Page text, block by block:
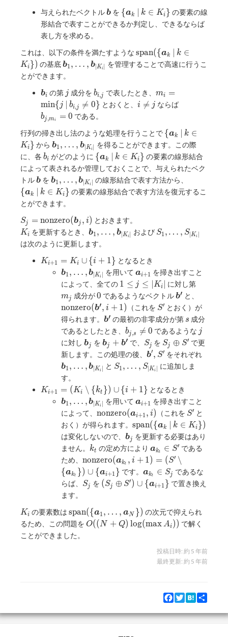
\bm{a}_{i +
\})
\bm{a}_{k_{j
+ 1}}, \dots,
\bm{a}_{k_m},
\})
与えられたベクトル\bm{b}
b を \{
\bm{a}_k
\}
{ak k ∈ Ki } の要素の線
形結合で表すことができるか判定し、できるならば
表し方を求める。
これは、以下の条件を満たすような \mathrm{span}
(\{ \bm{a}_k
span({ak k ∈
Ki }) の基底\bm{b}_1,
b1 , … , b∣ Ki
を管理することで高速に行うこ
とができます。
\bm{b}_i
bi の第 jj 成分を b_{i,
j}
bi,j で表したとき、 m_i
=
\, |
\,
b_{i,
j}
\neq
0 \}
mi
=
min{ j bi,j 
= 0} とおくと、 i
i 
= j ならば
bj,mi = 0 である。
行列の掃き出し法のような処理を行うことで \{
\bm{a}_k
\, | \, k
\in K_{i}
\}
{ak k ∈
Ki } から\bm{b}_1,
\dots,
\bm{b}_{|K_i|}
b1 , … , b∣ Ki
を得ることができます。この際
に、各 b_i
bi がどのように \{
\bm{a}_k
\, | \, k
\in K_{i}
\}
{ak k ∈ Ki } の要素の線形結合
によって表されるか管理しておくことで、与えられたベク
トル\bm{b}
b を \bm{b}_1,
\dots,
\bm{b}_{|K_i|}
b1 , … , b ∣Ki の線形結合で表す方法から、
\bm{a}_k
{ak k ∈ Ki } の要素の線形結合で表す方法を復元するこ
とができます。
S_j =
\mathrm{nonzero}
(\bm{b}_j, i)
Sj = nonzero(bj , i) とおきます。
K_i
Ki を更新するとき、\bm{b}_1,
\dots,
b1 , … , b∣ Ki および S_1,
S1 , … , S ∣Ki
は次のように更新します。
K_{i
+ 1}
Ki+1 = Ki ∪ {i + 1} となるとき
\bm{b}_1,
\dots,
\bm{b}_{|K_i|}
b1 , … , b ∣Ki を用いて\bm{a}_{i
+ 1}
ai+1 を掃き出すこと
によって、全ての 1
\leq
j
\leq
|K_i|
1 ≤ j ≤ Ki に対し第m_j
mj 成分が0
0 であるようなベクトル\bm{b'}
b′ と、
nonzero(b′, i + 1) （これを S'
S′ とおく）が
得られます。 \bm{b'}
b′ の最初の非零成分が第 s
s 成分
であるとしたとき、 b_{j,
s}
\neq
0
bj,s 
= 0 であるような j
j
に対し \bm{b}_j
bj を \bm{b}_j
+
\bm{b'}
bj + b′ で、 S_j
Sj を S_j
\oplus
S'
Sj ⊕ S′ で更
新します。この処理の後、 \bm{b}',
S'
b′, S′ をそれぞれ
b1 , … , b ∣Ki と S_1,
S_{|K_i|}
S1 , … , S∣ Ki
に追加しま
す。
K_{i + 1}
= (K_i
\setminus
\{k_t\})
\cup \{i
+ 1\}
Ki+1 = (Ki ∖ { kt }) ∪ {i + 1} となるとき
\bm{b}_1,
\dots,
\bm{b}_{|K_i|}
b1 , … , b ∣Ki を用いて\bm{a}_{i
+ 1}
ai+1 を掃き出すこと
によって、 \mathrm{nonzero}
(\bm{a}_{i + 1},
i)
nonzero(ai+1 , i) （これを S'
S′ と
おく）が得られます。 \mathrm{span}
(\{ \bm{a}_k
\, | \, k \in
K_{i} \})
span({ak k ∈ Ki })
は変化しないので、 \bm{b}_j
bj を更新する必要はあり
ません。 k_t
kt の定め方により \bm{a}_{k_t}
\in S'
akt ∈ S′ である
ため、 \mathrm{nonzero}
(\bm{a}_{k_t}, i
+ 1) = (S'
\setminus \{
\cup \{ \bm{a}_{i
+ 1} \}
nonzero(akt , i + 1) = (S′ ∖
{akt }) ∪ {ai+1 } です。 \bm{a}_{k_t}
\in S_j
akt ∈ Sj であるな
らば、 S_j
Sj を (S_j \oplus
+ 1} \}
(Sj ⊕ S′ ) ∪ {ai+1 } で置き換え
ます。
K_i
Ki の要素数は\mathrm{span}
(\{ \bm{a}_1,
\dots,
\bm{a}_N \})
span({a1 , … , aN }) の次元で抑えられ
るため、この問題を O((N
O((N + Q) log(maxAi ) ) で解く
ことができました。
投稿日時: 約 5 年前
最終更新: 約 5 年前
Facebook
Twitter
Hatena